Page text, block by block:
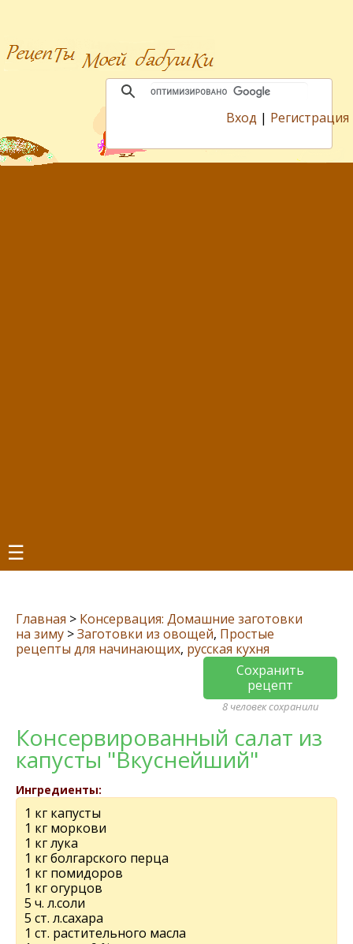
Вход | Регистрация
☰
Главная > Консервация: Домашние заготовки
на зиму >Заготовки из овощей, Простые
рецепты для начинающих, русская кухня
Сохранить
рецепт
8 человек сохранили
Консервированный салат из
капусты "Вкуснейший"
Ингредиенты:
1 кг капусты
1 кг моркови
1 кг лука
1 кг болгарского перца
1 кг помидоров
1 кг огурцов
5 ч. л.соли
5 ст. л.сахара
1 ст. растительного масла